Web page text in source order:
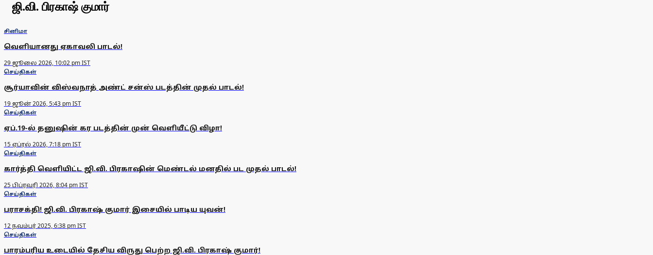
ஜி.வி. பிரகாஷ் குமார்
சினிமா
வெளியானது ஏகாவலி பாடல்!
29 ஜூலை 2026, 10:02 pm IST
செய்திகள்
சூர்யாவின் விஸ்வநாத் அண்ட் சன்ஸ் படத்தின் முதல் பாடல்!
19 ஜூன் 2026, 5:43 pm IST
செய்திகள்
ஏப்.19-ல் தனுஷின் கர படத்தின் முன் வெளியீட்டு விழா!
15 ஏப்ரல் 2026, 7:18 pm IST
செய்திகள்
கார்த்தி வெளியிட்ட ஜி.வி. பிரகாஷின் மெண்டல் மனதில் பட முதல் பாடல்!
25 பிப்ரவரி 2026, 8:04 pm IST
செய்திகள்
பராசக்தி! ஜி.வி. பிரகாஷ் குமார் இசையில் பாடிய யுவன்!
12 நவம்பர் 2025, 6:38 pm IST
செய்திகள்
பாரம்பரிய உடையில் தேசிய விருது பெற்ற ஜி.வி. பிரகாஷ் குமார்!